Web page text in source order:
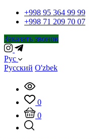
+998 95 364 99 99
+998 71 209 70 07
Заказать звонок
Рус
Русский O'zbek
0
0